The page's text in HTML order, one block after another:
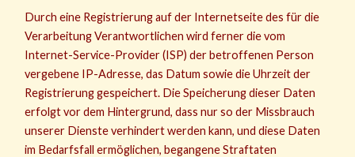
Durch eine Registrierung auf der Internetseite des für die
Verarbeitung Verantwortlichen wird ferner die vom
Internet-Service-Provider (ISP) der betroffenen Person
vergebene IP-Adresse, das Datum sowie die Uhrzeit der
Registrierung gespeichert. Die Speicherung dieser Daten
erfolgt vor dem Hintergrund, dass nur so der Missbrauch
unserer Dienste verhindert werden kann, und diese Daten
im Bedarfsfall ermöglichen, begangene Straftaten